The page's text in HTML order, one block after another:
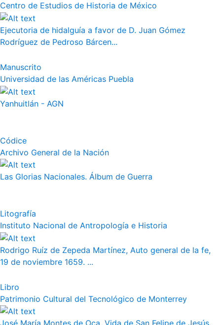
Centro de Estudios de Historia de México
Ejecutoria de hidalguía a favor de D. Juan Gómez
Rodríguez de Pedroso Bárcen...
Manuscrito
Universidad de las Américas Puebla
Yanhuitlán - AGN
Códice
Archivo General de la Nación
Las Glorias Nacionales. Álbum de Guerra
Litografía
Instituto Nacional de Antropología e Historia
Rodrigo Ruíz de Zepeda Martínez, Auto general de la fe,
19 de noviembre 1659. ...
Libro
Patrimonio Cultural del Tecnológico de Monterrey